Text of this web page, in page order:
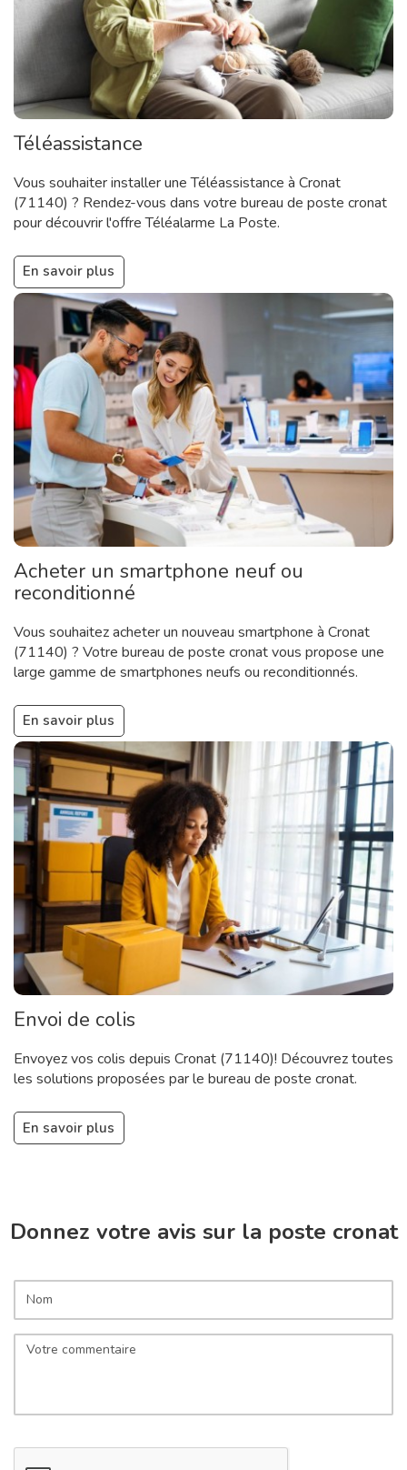
Téléassistance
Vous souhaiter installer une Téléassistance à Cronat
(71140) ? Rendez-vous dans votre bureau de poste cronat
pour découvrir l'offre Téléalarme La Poste.
En savoir plus
Acheter un smartphone neuf ou
reconditionné
Vous souhaitez acheter un nouveau smartphone à Cronat
(71140) ? Votre bureau de poste cronat vous propose une
large gamme de smartphones neufs ou reconditionnés.
En savoir plus
Envoi de colis
Envoyez vos colis depuis Cronat (71140)! Découvrez toutes
les solutions proposées par le bureau de poste cronat.
En savoir plus
Donnez votre avis sur la poste cronat